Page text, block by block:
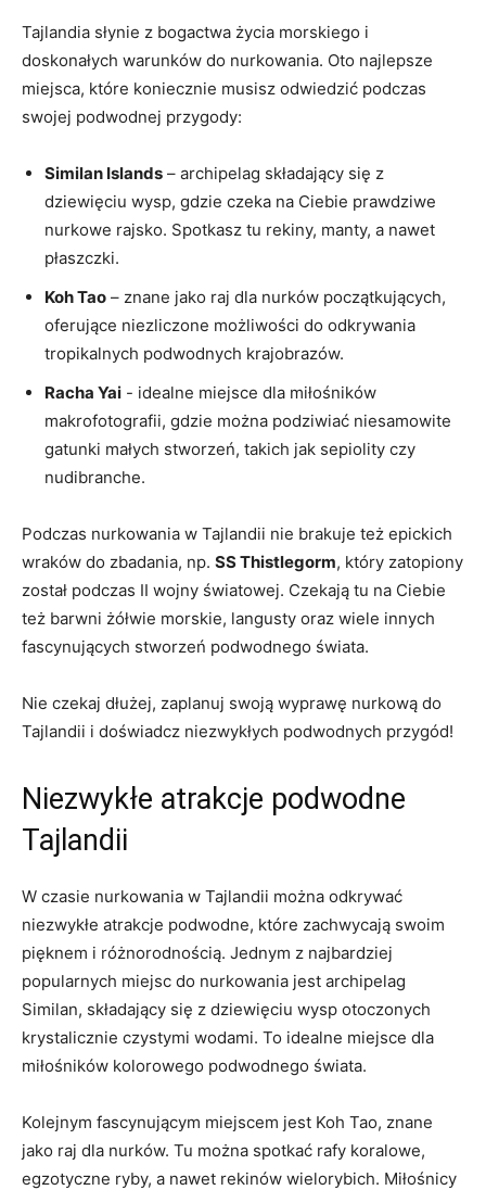
Tajlandia⁤ słynie ⁤z bogactwa życia morskiego i
doskonałych warunków do ⁣nurkowania. ⁢Oto najlepsze⁢
miejsca, które koniecznie‌ musisz odwiedzić podczas
⁤swojej podwodnej przygody:
Similan​ Islands – ‍archipelag‍ składający się z
dziewięciu wysp, gdzie czeka na⁣ Ciebie prawdziwe
nurkowe ⁣rajsko. Spotkasz​ tu rekiny, manty, a nawet
płaszczki.
Koh Tao – znane jako raj dla nurków początkujących,
⁤oferujące niezliczone możliwości do⁢ odkrywania ​
tropikalnych podwodnych krajobrazów.
Racha Yai -⁣ idealne miejsce dla miłośników
makrofotografii, gdzie można podziwiać niesamowite
gatunki małych stworzeń, takich‌ jak sepiolity czy
nudibranche.
Podczas nurkowania w Tajlandii nie brakuje też epickich
wraków do zbadania, np. SS‍ Thistlegorm, który zatopiony
został⁢ podczas II⁢ wojny światowej. Czekają⁤ tu na Ciebie
‍też barwni żółwie morskie, langusty ‌oraz wiele innych
fascynujących stworzeń podwodnego ⁤świata.
Nie czekaj dłużej, ⁤zaplanuj swoją wyprawę nurkową do
Tajlandii i doświadcz niezwykłych ‌podwodnych przygód!
Niezwykłe atrakcje podwodne
Tajlandii
W czasie nurkowania w Tajlandii można odkrywać
niezwykłe‍ atrakcje ⁣podwodne, które zachwycają swoim
pięknem i różnorodnością. Jednym z najbardziej
popularnych miejsc do​ nurkowania jest archipelag
Similan, składający się z dziewięciu wysp otoczonych
krystalicznie czystymi wodami. To idealne ‍miejsce dla
miłośników kolorowego podwodnego świata.
Kolejnym fascynującym miejscem⁤ jest Koh Tao, znane
jako raj⁢ dla⁣ nurków. Tu można ‌spotkać⁤ rafy koralowe,
egzotyczne ryby, a nawet rekinów wielorybich. Miłośnicy